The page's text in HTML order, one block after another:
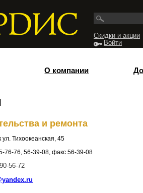
Скидки и акции
Войти
О компании
и ремонта
ул. Тихоокеанская, 45
76-76, 56-39-08, факс 56-39-08
56-72